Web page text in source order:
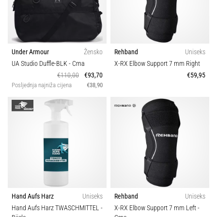
tisak
obradu
sportske
opreme
Play
ženski
2025
Veličina
Teamsales
Kroj
Karakteristike
Under Armour
Žensko
UA Studio Duffle-BLK- Crna
€110,00
€93,70
Posljednja najniža cijena €38,90
Rehband
Uniseks
X-RX Elbow Support 7 mm Right
€59,95
Hand Aufs Harz
Uniseks
Hand Aufs Harz TWASCHMITTEL -
Rehband
Uniseks
X-RX Elbow Support 7 mm Left-